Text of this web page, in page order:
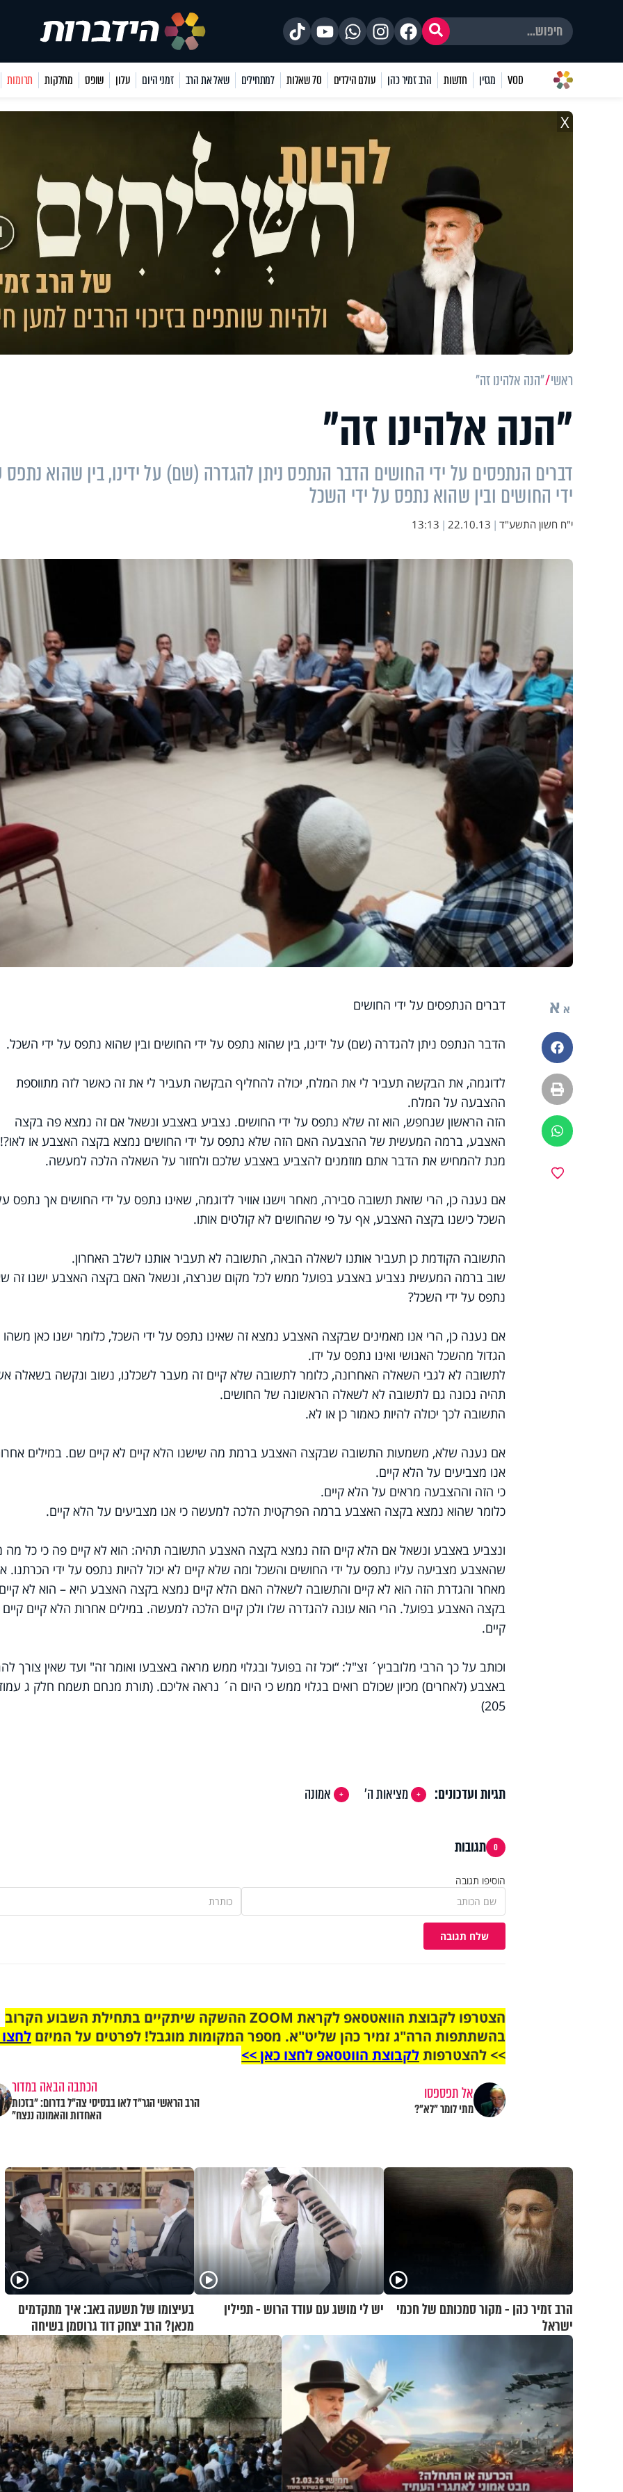
VOD מגזין חדשות הרב זמיר כהן עולם הילדים 70 שאלות למתחילים שאל את הרב זמני היום עלון שופס מחלקות תרומות
X
ראשי "הנה אלהינו זה"
"הנה אלהינו זה"
דברים הנתפסים על ידי החושים הדבר הנתפס ניתן להגדרה (שם) על ידינו, בין שהוא
ידי החושים ובין שהוא נתפס על ידי השכל
י"ח חשון התשע"ד |
22.10.13
|
13:13
א א
פייסבוק
הדפסה
ווטסאפ
דברים הנתפסים על ידי החושים
הדבר הנתפס ניתן להגדרה (שם) על ידינו, בין שהוא נתפס על ידי החושים ובין שהוא נתפס על ידי השכל.
לדוגמה, את הבקשה תעביר לי את המלח, יכולה להחליף הבקשה תעביר לי את זה כאשר לזה מתווספת
ההצבעה על המלח.
הזה הראשון שנחפש, הוא זה שלא נתפס על ידי החושים. נצביע באצבע ונשאל אם זה נמצא פה בקצה
האצבע, ברמה המעשית של ההצבעה האם הזה שלא נתפס על ידי החושים נמצא בקצה האצבע או
מנת להמחיש את הדבר אתם מוזמנים להצביע באצבע שלכם ולחזור על השאלה הלכה למעשה.
אם נענה כן, הרי שזאת תשובה סבירה, מאחר וישנו אוויר לדוגמה, שאינו נתפס על ידי החושים אך נתפס
השכל כישנו בקצה האצבע, אף על פי שהחושים לא קולטים אותו.
התשובה הקודמת כן תעביר אותנו לשאלה הבאה, התשובה לא תעביר אותנו לשלב האחרון.
שוב ברמה המעשית נצביע באצבע בפועל ממש לכל מקום שנרצה, ונשאל האם בקצה האצבע ישנו זה
נתפס על ידי השכל?
אם נענה כן, הרי אנו מאמינים שבקצה האצבע נמצא זה שאינו נתפס על ידי השכל, כלומר ישנו כאן משהו
הגדול מהשכל האנושי ואינו נתפס על ידו.
לתשובה לא לגבי השאלה האחרונה, כלומר לתשובה שלא קיים זה מעבר לשכלנו, נשוב ונקשה בשאלה
תהיה נכונה גם לתשובה לא לשאלה הראשונה של החושים.
התשובה לכך יכולה להיות כאמור כן או לא.
אם נענה שלא, משמעות התשובה שבקצה האצבע ברמת מה שישנו הלא קיים לא קיים שם. במילים
אנו מצביעים על הלא קיים.
כי הזה וההצבעה מראים על הלא קיים.
כלומר שהוא נמצא בקצה האצבע ברמה הפרקטית הלכה למעשה כי אנו מצביעים על הלא קיים.
ונצביע באצבע ונשאל אם הלא קיים הזה נמצא בקצה האצבע התשובה תהיה: הוא לא קיים פה כי כל מה
שהאצבע מצביעה עליו נתפס על ידי החושים והשכל ומה שלא קיים לא יכול להיות נתפס על ידי הכרתנו.
מאחר והגדרת הזה הוא לא קיים והתשובה לשאלה האם הלא קיים נמצא בקצה האצבע היא – הוא לא קיים
בקצה האצבע בפועל. הרי הוא עונה להגדרה שלו ולכן קיים הלכה למעשה. במילים אחרות הלא קיים
קיים.
וכותב על כך הרבי מלובביץ´ זצ"ל: “וכל זה בפועל ובגלוי ממש מראה באצבעו ואומר זה" ועד שאין צורך
באצבע (לאחרים) מכיון שכולם רואים בגלוי ממש כי היום ה´ נראה אליכם. (תורת מנחם תשמח חלק ג
205)
תגיות ועדכונים: מציאות ה' אמונה
0 תגובות
הוסיפו תגובה
שלח תגובה
הצטרפו לקבוצת הוואטסאפ לקראת ZOOM ההשקה שיתקיים בתחילת השבוע הקרוב
בהשתתפות הרה"ג זמיר כהן שליט"א. מספר המקומות מוגבל! לפרטים על המיזם
>> להצטרפותלקבוצת הווטסאפ לחצו כאן >>
אל תפספסו
מתי לומר "לא"?
הכתבה הבאה במדור
הרב הראשי הגר"ד לאו בבסיסי צה"ל בדרום: "בזכות
האחדות והאמונה ננצח"
הרב זמיר כהן - מקור סמכותם של חכמי
ישראל
יש לי מושג עם עודד הרוש - תפילין
בעיצומו של תשעה באב: איך מתקדמים
מכאן? הרב יצחק דוד גרוסמן בשיחה
מיוחדת